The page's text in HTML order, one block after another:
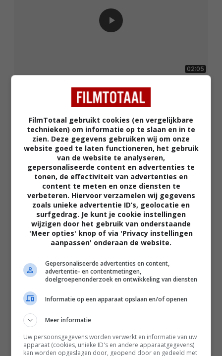
02:05
The Uprising
FilmTotaal gebruikt cookies (en vergelijkbare
technieken) om informatie op te slaan en in te
zien. Deze gegevens gebruiken wij om onze
website goed te laten functioneren, het gebruik
van de website te analyseren,
gepersonaliseerde content en advertenties te
tonen, de effectiviteit van advertenties en
content te meten en onze diensten te
verbeteren. Hiervoor verzamelen wij gegevens
zoals unieke advertentie ID’s, geolocatie en
surfgedrag. Je kunt je cookie instellingen
wijzigen door het gebruik van onderstaande
'Meer opties' knop of via 'Privacy instellingen
aanpassen' onderaan de website.
Gepersonaliseerde advertenties en content,
advertentie- en contentmetingen,
doelgroepenonderzoek en ontwikkeling van diensten
Informatie op een apparaat opslaan en/of openen
Meer informatie
Uw persoonsgegevens worden verwerkt en informatie van uw
apparaat (cookies, unieke ID's en andere apparaatgegevens)
kan worden opgeslagen door, geopend door en gedeeld met